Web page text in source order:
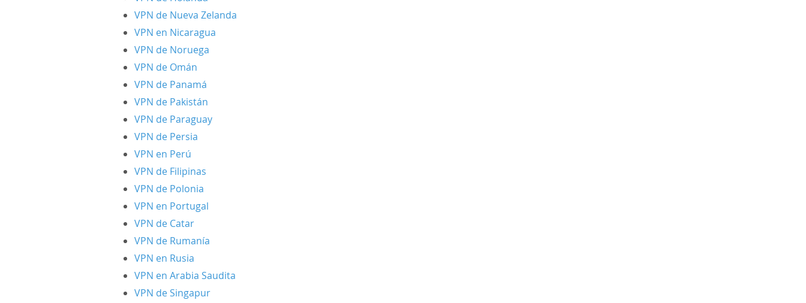
VPN de Nueva Zelanda
VPN en Nicaragua
VPN de Noruega
VPN de Omán
VPN de Panamá
VPN de Pakistán
VPN de Paraguay
VPN de Persia
VPN en Perú
VPN de Filipinas
VPN de Polonia
VPN en Portugal
VPN de Catar
VPN de Rumanía
VPN en Rusia
VPN en Arabia Saudita
VPN de Singapur